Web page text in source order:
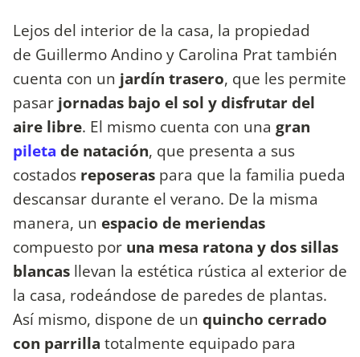
Lejos del interior de la casa, la propiedad
de Guillermo Andino y Carolina Prat también
cuenta con un jardín trasero, que les permite
pasar jornadas bajo el sol y disfrutar del
aire libre. El mismo cuenta con una gran
pileta de natación, que presenta a sus
costados reposeras para que la familia pueda
descansar durante el verano. De la misma
manera, un espacio de meriendas
compuesto por una mesa ratona y dos sillas
blancas llevan la estética rústica al exterior de
la casa, rodeándose de paredes de plantas.
Así mismo, dispone de un quincho cerrado
con parrilla totalmente equipado para